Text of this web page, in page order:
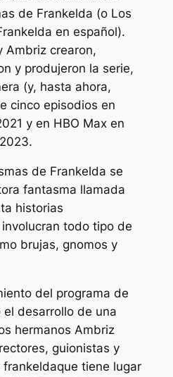
de Frankelda (o Los
en español).
Ambriz crearon,
y produjeron la serie,
(y, hasta ahora,
cinco episodios en
y en HBO Max en
de Frankelda se
fantasma llamada
historias
todo tipo de
brujas, gnomos y
del programa de
desarrollo de una
hermanos Ambriz
guionistas y
frankeldaque tiene lugar